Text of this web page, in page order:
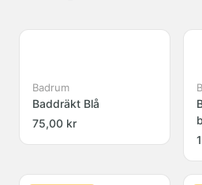
Badrum
Baddräkt Blå
75,00 kr